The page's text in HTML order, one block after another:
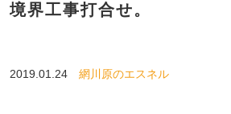
境界工事打合せ。
2019.01.24 網川原のエスネル